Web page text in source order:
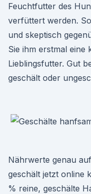
Feuchtfutter des
verfüttert werden.
und skeptisch
Sie ihm erstmal eine
Lieblingsfutter. Gut
geschält oder
Nährwerte genau
geschält jetzt online
% reine, geschälte